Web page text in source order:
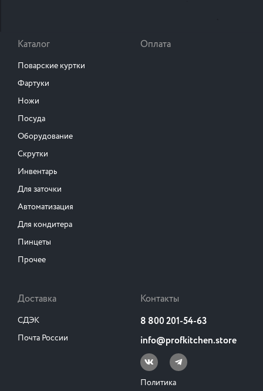
Каталог
Поварские куртки
Фартуки
Ножи
Посуда
Оборудование
Скрутки
Инвентарь
Для заточки
Автоматизация
Для кондитера
Пинцеты
Прочее
Оплата
Доставка
СДЭК
Почта России
Контакты
8 800 201-54-63
info@profkitchen.store
Политика